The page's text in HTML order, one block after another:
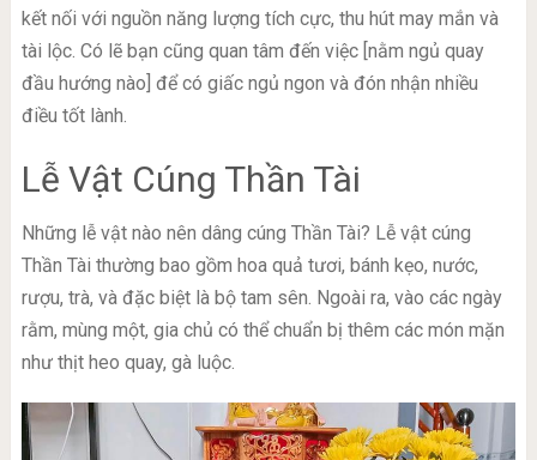
kết nối với nguồn năng lượng tích cực, thu hút may mắn và
tài lộc. Có lẽ bạn cũng quan tâm đến việc [nằm ngủ quay
đầu hướng nào] để có giấc ngủ ngon và đón nhận nhiều
điều tốt lành.
Lễ Vật Cúng Thần Tài
Những lễ vật nào nên dâng cúng Thần Tài? Lễ vật cúng
Thần Tài thường bao gồm hoa quả tươi, bánh kẹo, nước,
rượu, trà, và đặc biệt là bộ tam sên. Ngoài ra, vào các ngày
rằm, mùng một, gia chủ có thể chuẩn bị thêm các món mặn
như thịt heo quay, gà luộc.